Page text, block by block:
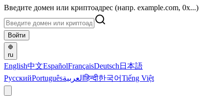
Введите домен или криптоадрес (напр. example.com, 0x...)
Войти
ru
English中文EspañolFrançaisDeutsch 日本語
РусскийPortuguêsالعربيةहिन्दी한국어Tiếng Việt